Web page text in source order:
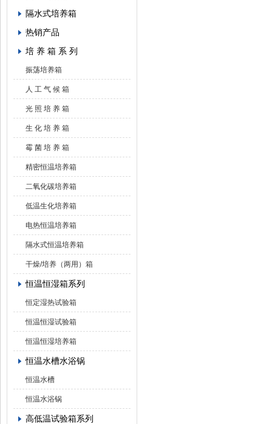
隔水式培养箱
热销产品
培 养 箱 系 列
振荡培养箱
人 工 气 候 箱
光 照 培 养 箱
生 化 培 养 箱
霉 菌 培 养 箱
精密恒温培养箱
二氧化碳培养箱
低温生化培养箱
电热恒温培养箱
隔水式恒温培养箱
干燥/培养（两用）箱
恒温恒湿箱系列
恒定湿热试验箱
恒温恒湿试验箱
恒温恒湿培养箱
恒温水槽水浴锅
恒温水槽
恒温水浴锅
高低温试验箱系列